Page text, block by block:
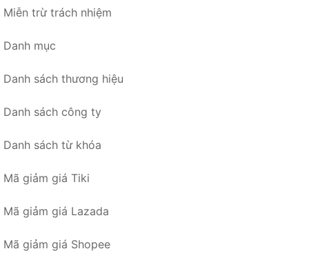
Miễn trừ trách nhiệm
Danh mục
Danh sách thương hiệu
Danh sách công ty
Danh sách từ khóa
Mã giảm giá Tiki
Mã giảm giá Lazada
Mã giảm giá Shopee